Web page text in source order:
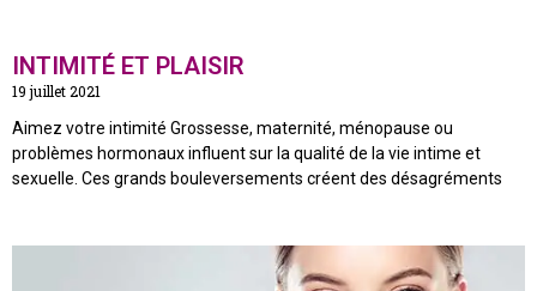
INTIMITÉ ET PLAISIR
19 juillet 2021
Aimez votre intimité Grossesse, maternité, ménopause ou
problèmes hormonaux influent sur la qualité de la vie intime et
sexuelle. Ces grands bouleversements créent des désagréments